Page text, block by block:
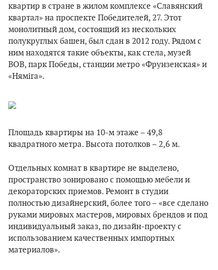
квартир в стране в жилом комплексе «Славянский
квартал» на проспекте Победителей, 27. Этот
монолитный дом, состоящий из нескольких
полукруглых башен, был сдан в 2012 году. Рядом с
ним находятся такие объекты, как стела, музей
ВОВ, парк Победы, станции метро «Фрунзенская» и
«Няміга».
Площадь квартиры на 10-м этаже – 49,8
квадратного метра. Высота потолков – 2,6 м.
Отдельных комнат в квартире не выделено,
пространство зонировано с помощью мебели и
декораторских приемов. Ремонт в студии
полностью дизайнерский, более того – «все сделано
руками мировых мастеров, мировых брендов и под
индивидуальный заказ, по дизайн-проекту с
использованием качественных импортных
материалов».